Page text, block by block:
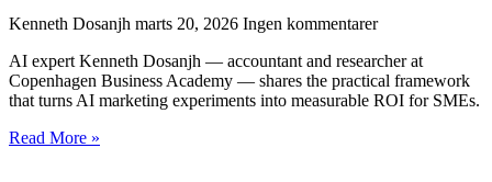
Kenneth Dosanjh marts 20, 2026 Ingen kommentarer
AI expert Kenneth Dosanjh — accountant and researcher at
Copenhagen Business Academy — shares the practical framework
that turns AI marketing experiments into measurable ROI for SMEs.
Read More »